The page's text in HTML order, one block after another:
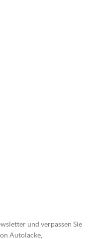
und verpassen Sie
Autolacke,